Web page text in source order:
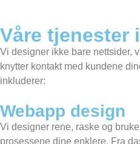
Våre tjenester
Vi designer ikke bare nettsider,
knytter kontakt med kundene
inkluderer:
Webapp design
Vi designer rene, raske og
prosessene dine enklere. Fra